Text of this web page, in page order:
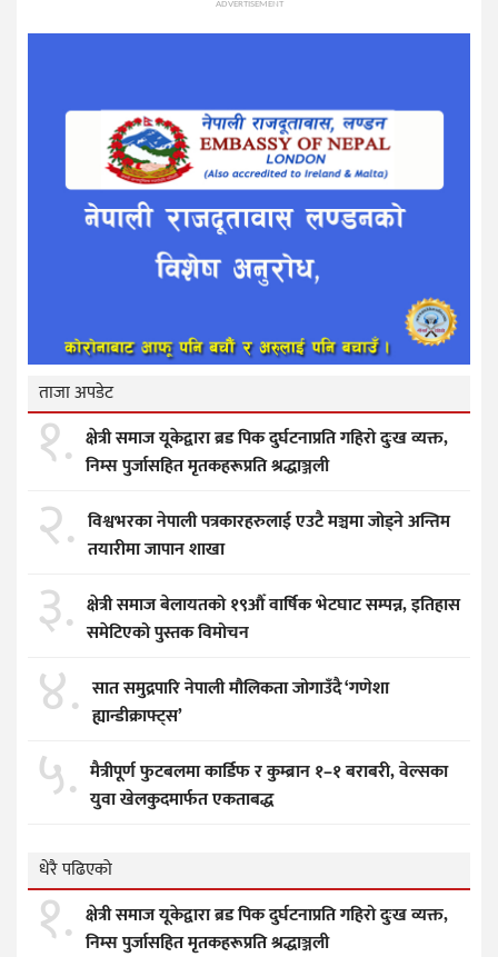
ADVERTISEMENT
ताजा अपडेट
१. क्षेत्री समाज यूकेद्वारा ब्रड पिक दुर्घटनाप्रति गहिरो दुःख व्यक्त,
निम्स पुर्जासहित मृतकहरूप्रति श्रद्धाञ्जली
२. विश्वभरका नेपाली पत्रकारहरुलाई एउटै मञ्चमा जोड्ने अन्तिम
तयारीमा जापान शाखा
३. क्षेत्री समाज बेलायतको १९औँ वार्षिक भेटघाट सम्पन्न, इतिहास
समेटिएको पुस्तक विमोचन
४. सात समुद्रपारि नेपाली मौलिकता जोगाउँदै ‘गणेशा
ह्यान्डीक्राफ्ट्स’
५. मैत्रीपूर्ण फुटबलमा कार्डिफ र कुम्ब्रान १–१ बराबरी, वेल्सका
युवा खेलकुदमार्फत एकताबद्ध
धेरै पढिएको
१. क्षेत्री समाज यूकेद्वारा ब्रड पिक दुर्घटनाप्रति गहिरो दुःख व्यक्त,
निम्स पुर्जासहित मृतकहरूप्रति श्रद्धाञ्जली